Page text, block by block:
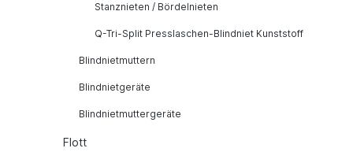
Stanznieten / Bördelnieten
Q-Tri-Split Presslaschen-Blindniet Kunststoff
Blindnietmuttern
Blindnietgeräte
Blindnietmuttergeräte
Flott